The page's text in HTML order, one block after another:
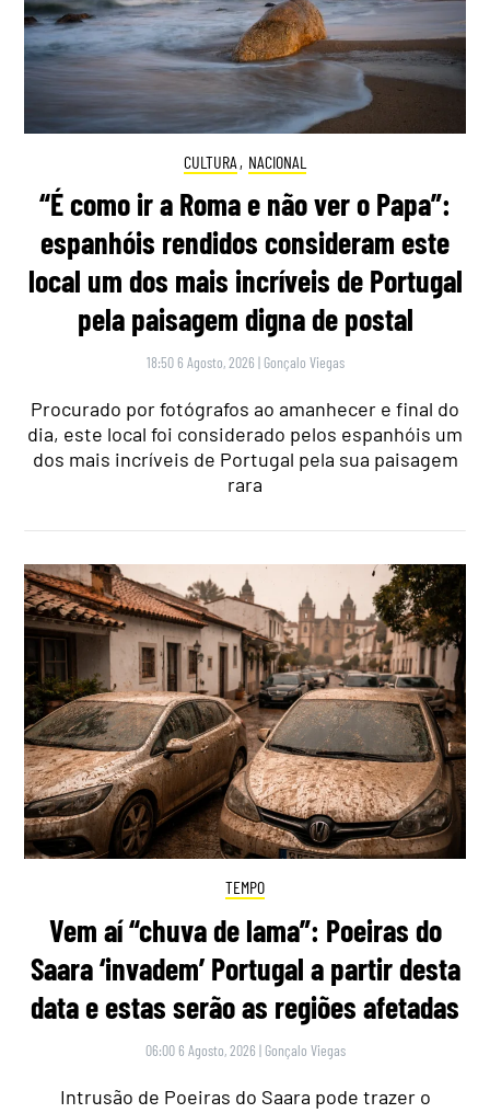
CULTURA , NACIONAL
“É como ir a Roma e não ver o Papa”:
espanhóis rendidos consideram este
local um dos mais incríveis de Portugal
pela paisagem digna de postal
18:50 6 Agosto, 2026 | Gonçalo Viegas
Procurado por fotógrafos ao amanhecer e final do
dia, este local foi considerado pelos espanhóis um
dos mais incríveis de Portugal pela sua paisagem
rara
TEMPO
Vem aí “chuva de lama”: Poeiras do
Saara ‘invadem’ Portugal a partir desta
data e estas serão as regiões afetadas
06:00 6 Agosto, 2026 | Gonçalo Viegas
Intrusão de Poeiras do Saara pode trazer o